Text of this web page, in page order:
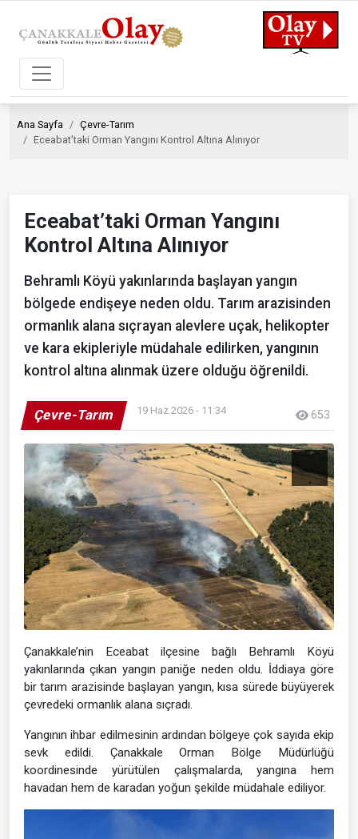
Ana Sayfa
Çevre-Tarım
Eceabat’taki Orman Yangını Kontrol Altına Alınıyor
Eceabat’taki Orman Yangını
Kontrol Altına Alınıyor
Behramlı Köyü yakınlarında başlayan yangın
bölgede endişeye neden oldu. Tarım arazisinden
ormanlık alana sıçrayan alevlere uçak, helikopter
ve kara ekipleriyle müdahale edilirken, yangının
kontrol altına alınmak üzere olduğu öğrenildi.
Çevre-Tarım 19 Haz 2026 - 11:34 653
Çanakkale’nin Eceabat ilçesine bağlı Behramlı Köyü
yakınlarında çıkan yangın paniğe neden oldu. İddiaya göre
bir tarım arazisinde başlayan yangın, kısa sürede büyüyerek
çevredeki ormanlık alana sıçradı.
Yangının ihbar edilmesinin ardından bölgeye çok sayıda ekip
sevk edildi. Çanakkale Orman Bölge Müdürlüğü
koordinesinde yürütülen çalışmalarda, yangına hem
havadan hem de karadan yoğun şekilde müdahale ediliyor.